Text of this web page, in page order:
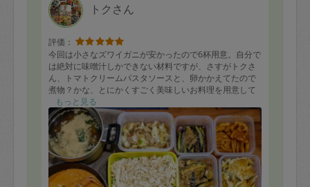
トクさん
評価：
今回は小さなズワイガニが安かったので6杯用意。自分で
は絶対に味噌汁しかできない材料ですが、さすがトクさ
ん、トマトクリームパスタソースと、卵かかえてたので
煮物？かな、とにかくすごく美味しいお料理を用意して
くれました。
もっと見る